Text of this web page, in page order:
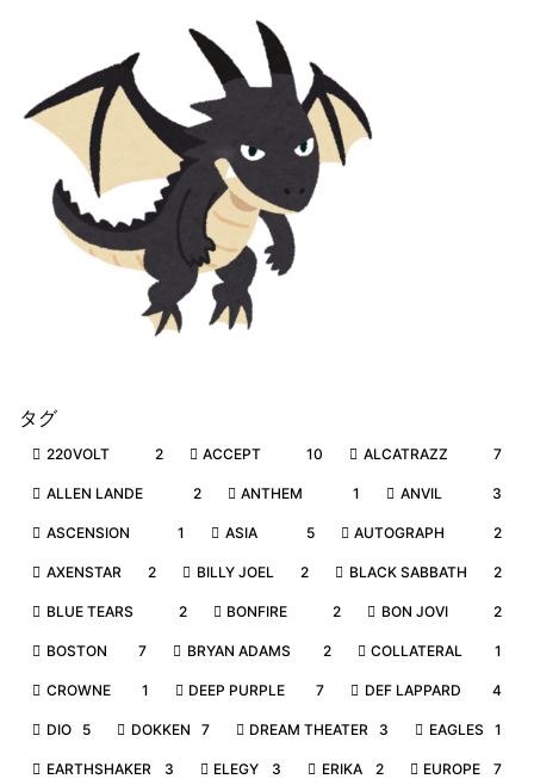
タグ
220VOLT 2 ACCEPT 10 ALCATRAZZ 7
ALLEN LANDE 2 ANTHEM 1 ANVIL 3
ASCENSION 1 ASIA 5 AUTOGRAPH 2
AXENSTAR 2 BILLY JOEL 2 BLACK SABBATH 2
BLUE TEARS 2 BONFIRE 2 BON JOVI 2
BOSTON 7 BRYAN ADAMS 2 COLLATERAL 1
CROWNE 1 DEEP PURPLE 7 DEF LAPPARD 4
DIO 5 DOKKEN 7 DREAM THEATER 3 EAGLES 1
EARTHSHAKER 3 ELEGY 3 ERIKA 2 EUROPE 7